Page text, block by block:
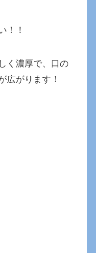
！！
く濃厚で、口の
広がります！